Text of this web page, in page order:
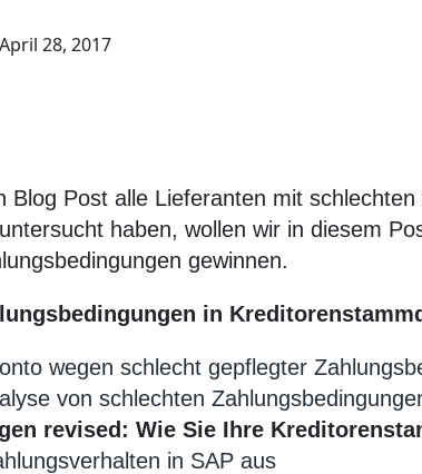
April 28, 2017
Blog Post alle Lieferanten mit
haben, wollen wir in diesem
gewinnen.
in
wegen schlecht gepflegter
von schlechten
revised: Wie Sie Ihre
in SAP aus